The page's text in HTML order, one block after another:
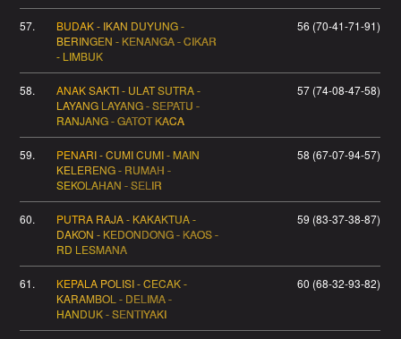
57.
BUDAK - IKAN DUYUNG -
BERINGEN - KENANGA - CIKAR
- LIMBUK
56 (70-41-71-91)
58.
ANAK SAKTI - ULAT SUTRA -
LAYANG LAYANG - SEPATU -
RANJANG - GATOT KACA
57 (74-08-47-58)
59.
PENARI - CUMI CUMI - MAIN
KELERENG - RUMAH -
SEKOLAHAN - SELIR
58 (67-07-94-57)
60.
PUTRA RAJA - KAKAKTUA -
DAKON - KEDONDONG - KAOS -
RD LESMANA
59 (83-37-38-87)
61.
KEPALA POLISI - CECAK -
KARAMBOL - DELIMA -
HANDUK - SENTIYAKI
60 (68-32-93-82)